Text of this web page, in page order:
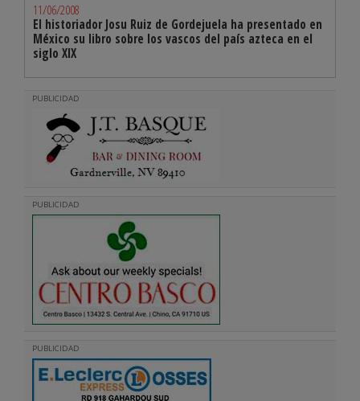
11/06/2008
El historiador Josu Ruiz de Gordejuela ha presentado en
México su libro sobre los vascos del país azteca en el
siglo XIX
PUBLICIDAD
PUBLICIDAD
PUBLICIDAD